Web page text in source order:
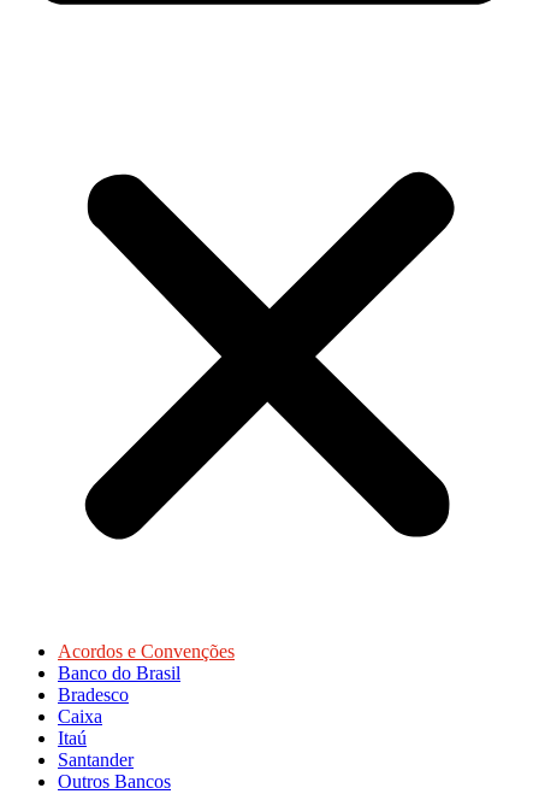
Acordos e Convenções
Banco do Brasil
Bradesco
Caixa
Itaú
Santander
Outros Bancos